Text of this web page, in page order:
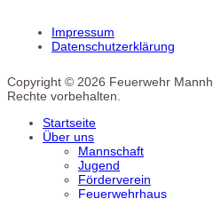
Impressum
Datenschutzerklärung
Copyright © 2026 Feuerwehr
Rechte vorbehalten.
Startseite
Über uns
Mannschaft
Jugend
Förderverein
Feuerwehrhaus